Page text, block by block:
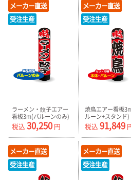
メーカー直送
受注生産
ラーメン・餃子エアー
看板3m(バルーンのみ)
AR090141IN_C
税込 30,250 円
メーカー直送
受注生産
焼鳥エアー看板
ルーン+スタンド)
AR090142IN
税込 91,849
メーカー直送
受注生産
メーカー直送
受注生産